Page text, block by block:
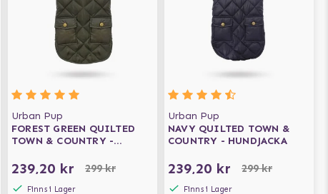
Urban Pup
FOREST GREEN QUILTED
TOWN & COUNTRY -
239,20 kr 299 kr
Finns i Lager
Urban Pup
NAVY QUILTED TOWN &
COUNTRY - HUNDJACKA
239,20 kr 299 kr
Finns i Lager